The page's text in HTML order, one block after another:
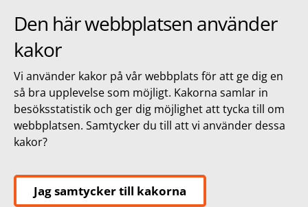
Den här webbplatsen använder
kakor
Vi använder kakor på vår webbplats för att ge dig en
så bra upplevelse som möjligt. Kakorna samlar in
besöksstatistik och ger dig möjlighet att tycka till om
webbplatsen. Samtycker du till att vi använder dessa
kakor?
Jag samtycker till kakorna